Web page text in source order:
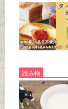
読み物